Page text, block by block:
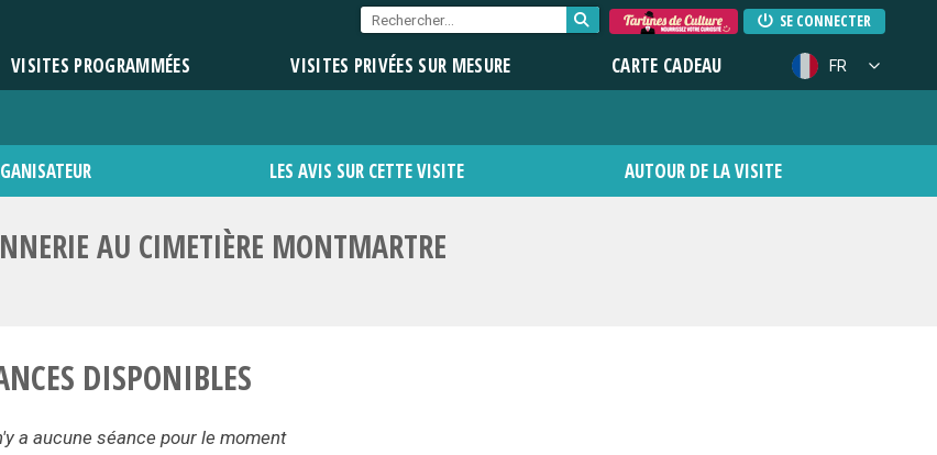
SE CONNECTER
VISITES PROGRAMMÉES VISITES PRIVÉES SUR MESURE CARTE CADEAU FR
LES AVIS SUR CETTE VISITE AUTOUR DE LA VISITE
AU CIMETIÈRE MONTMARTRE
DISPONIBLES
a aucune séance pour le moment